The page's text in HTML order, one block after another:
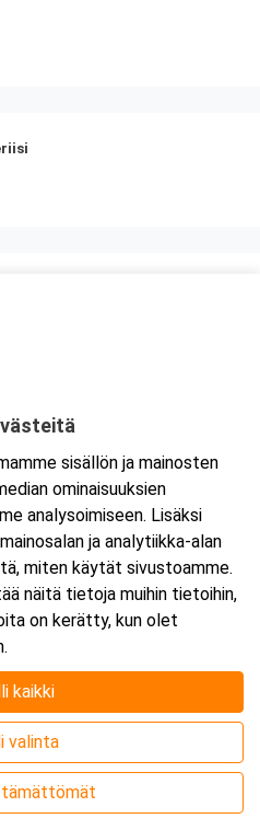
sisällön ja mainosten
ominaisuuksien
analysoimiseen. Lisäksi
ja analytiikka-alan
miten käytät sivustoamme.
näitä tietoja muihin tietoihin,
on kerätty, kun olet
kaikki
valinta